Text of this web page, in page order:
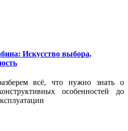
Искусство выбора,
всё, что нужно знать о
особенностей до